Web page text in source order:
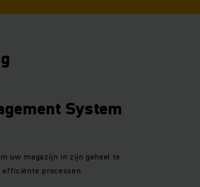
System
uw magazijn in zijn geheel te
processen.